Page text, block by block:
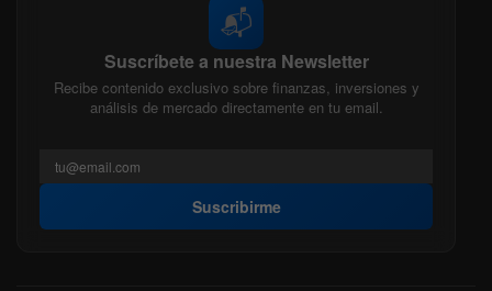
📬
Suscríbete a nuestra Newsletter
Recibe contenido exclusivo sobre finanzas, inversiones y
análisis de mercado directamente en tu email.
Suscribirme